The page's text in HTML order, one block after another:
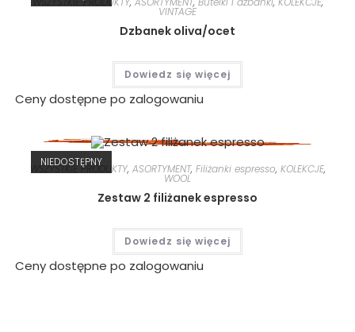
VINTAGE
Dzbanek oliva/ocet
Dowiedz się więcej
Ceny dostępne po zalogowaniu
NIEDOSTĘPNY
WSZYSTKIE PRODUKTY, ASORTYMENT, Filiżanki espresso, KOLEKCJE,
WOOL
Zestaw 2 filiżanek espresso
Dowiedz się więcej
Ceny dostępne po zalogowaniu